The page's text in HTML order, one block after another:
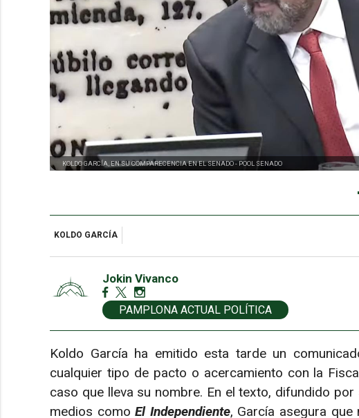
KOLDO GARCÍA, EN SU COMPARECENCIA EN EL SENADO - POOL SENADO
KOLDO GARCÍA
Jokin Vivanco
PAMPLONA ACTUAL POLÍTICA
Koldo García ha emitido esta tarde un
cualquier tipo de pacto o acercamiento con la
caso que lleva su nombre. En el texto, difundido
medios comoEl Independiente, García asegura